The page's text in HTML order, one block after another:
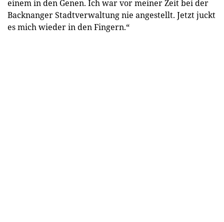
einem in den Genen. Ich war vor meiner Zeit bei der
Backnanger Stadtverwaltung nie angestellt. Jetzt juckt
es mich wieder in den Fingern.“